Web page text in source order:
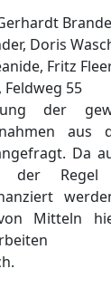
Doris
Fritz
Feldweg 55
der
aus
Da
der Regel
Mitteln